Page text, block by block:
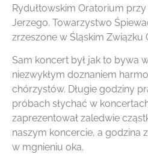
Rydułtowskim Oratorium
Jerzego. Towarzystwo
zrzeszone w Śląskim Związku
Sam koncert był jak to bywa
niezwykłym doznaniem
chórzystów. Długie godziny
próbach słychać w
zaprezentował zaledwie
naszym koncercie, a godzina
w mgnieniu oka.